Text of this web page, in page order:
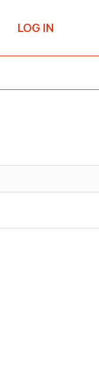
LOG IN